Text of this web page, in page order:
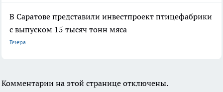
В Саратове представили инвестпроект птицефабрики
с выпуском 15 тысяч тонн мяса
Вчера
Комментарии на этой странице отключены.